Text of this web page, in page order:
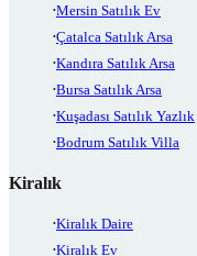
Mersin Satılık Ev
Çatalca Satılık Arsa
Kandıra Satılık Arsa
Bursa Satılık Arsa
Kuşadası Satılık Yazlık
Bodrum Satılık Villa
Kiralık
Kiralık Daire
Kiralık Ev